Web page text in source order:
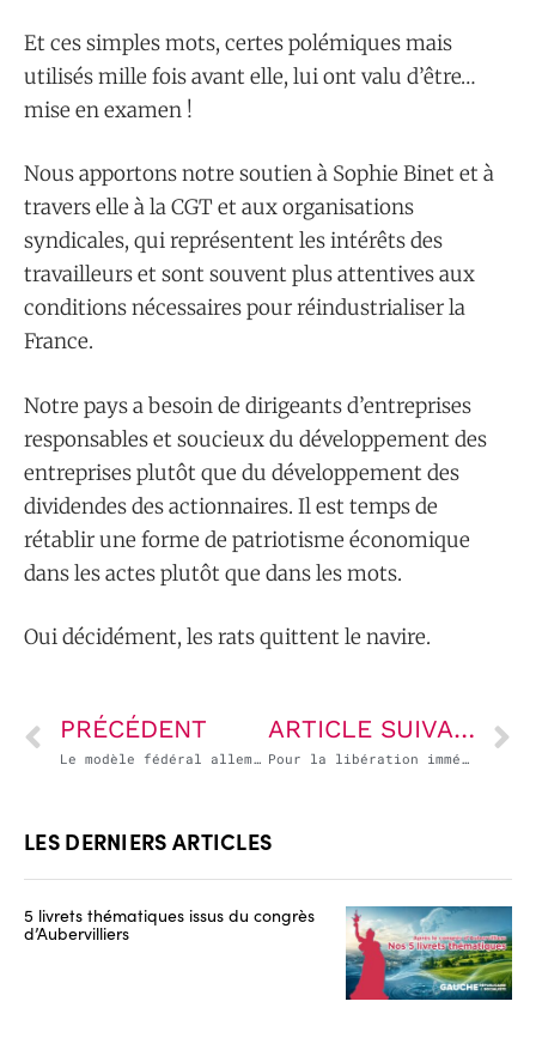
Et ces simples mots, certes polémiques mais
utilisés mille fois avant elle, lui ont valu d’être…
mise en examen !
Nous apportons notre soutien à Sophie Binet et à
travers elle à la CGT et aux organisations
syndicales, qui représentent les intérêts des
travailleurs et sont souvent plus attentives aux
conditions nécessaires pour réindustrialiser la
France.
Notre pays a besoin de dirigeants d’entreprises
responsables et soucieux du développement des
entreprises plutôt que du développement des
dividendes des actionnaires. Il est temps de
rétablir une forme de patriotisme économique
dans les actes plutôt que dans les mots.
Oui décidément, les rats quittent le navire.
PRÉCÉDENT
Le modèle fédéral allemand est-il si désirable ?
ARTICLE SUIVANT
Pour la libération immédiate de Christophe Gleizes, journaliste français condamné en Algérie
LES DERNIERS ARTICLES
5 livrets thématiques issus du congrès
d’Aubervilliers